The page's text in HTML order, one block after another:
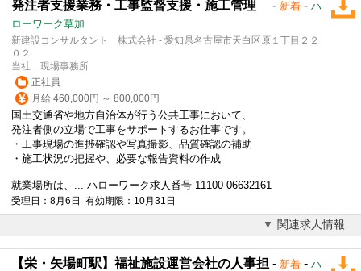
発注者支援業務・工事監督支援・施工管理 - 新着 - ハ
ローワーク草加
新建設コンサルタント 株式会社 - 愛知県名古屋市天白区原１丁目２２
０２
当社 現場事務所
正社員
月給 460,000円 ～ 800,000円
国土交通省や地方自治体が行う公共工事において、
発注者側の立場で工事をサポートするお仕事です。
・工事現場の進捗確認や写真撮影、品質確認の補助
・施工状況の把握や、必要な報告資料の作成
就業場所は、... ハローワーク求人番号 11100-06632161
受理日：8月6日 有効期限：10月31日
関連求人情報
【栄・矢場町駅】福祉施設運営会社の人事担 - 新着 - ハ